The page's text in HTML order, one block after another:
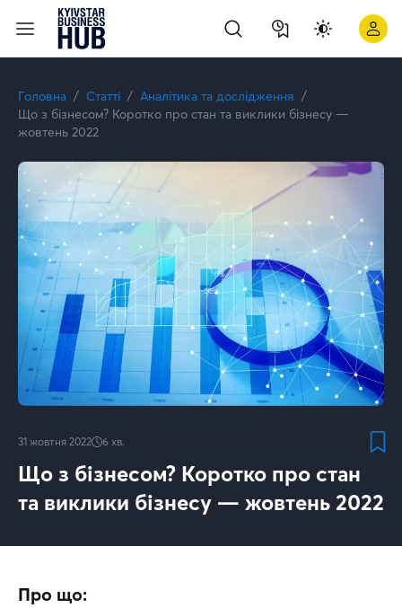
Головна Статті
Аналітика та дослідження
Що з бізнесом? Коротко про стан та виклики бізнесу —
жовтень 2022
31 жовтня 2022 6 хв.
Що з бізнесом? Коротко про стан
та виклики бізнесу — жовтень 2022
Про що:
Що з бізнесом? Коротко про стан та виклики бізнесу —